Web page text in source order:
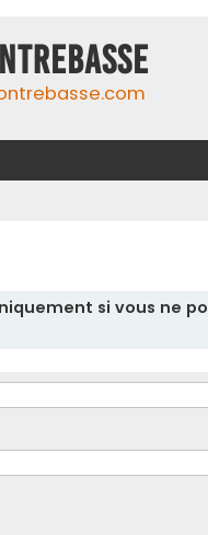
si vous ne